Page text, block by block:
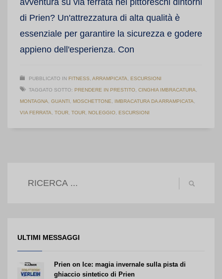
di Prien? Un'attrezzatura di alta qualità è
essenziale per garantire la sicurezza e godere
appieno dell'esperienza. Con
PUBBLICATO IN FITNESS ARRAMPICATA ESCURSIONI
TAGGATO SOTTO: PRENDERE IN PRESTITO CINGHIA IMBRACATURA
MONTAGNA GUANTI MOSCHETTONE IMBRACATURA DA ARRAMPICATA
VIA FERRATA TOUR TOUR NOLEGGIO ESCURSIONI
ULTIMI MESSAGGI
Prien on Ice: magia invernale sulla pista di
ghiaccio sintetico di Prien